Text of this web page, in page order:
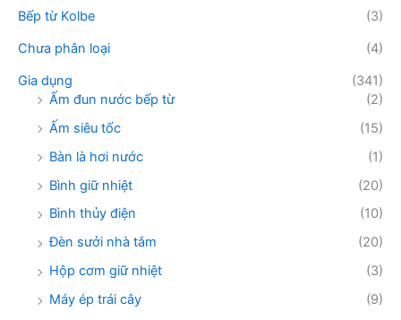
m
Bếp từ Kolbe
(3)
Chưa phân loại
(4)
Gia dụng
(341)
Ấm đun nước bếp từ
(2)
Ấm siêu tốc
(15)
Bàn là hơi nước
(1)
Bình giữ nhiệt
(20)
Bình thủy điện
(10)
Đèn sưởi nhà tắm
(20)
Hộp cơm giữ nhiệt
(3)
Máy ép trái cây
(9)